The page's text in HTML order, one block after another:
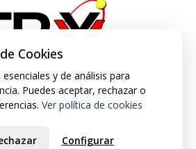
Cookies
y de análisis para
Puedes aceptar, rechazar o
Ver política de cookies
Configurar